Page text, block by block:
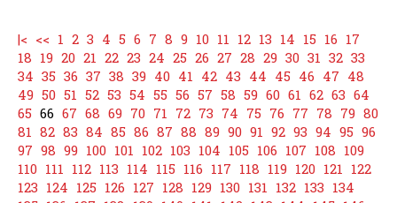
|< << 1 2 3 4 5 6 7 8 9 10 11 12 13 14 15 16 17
18 19 20 21 22 23 24 25 26 27 28 29 30 31 32 33
34 35 36 37 38 39 40 41 42 43 44 45 46 47 48
49 50 51 52 53 54 55 56 57 58 59 60 61 62 63 64
65 66 67 68 69 70 71 72 73 74 75 76 77 78 79 80
81 82 83 84 85 86 87 88 89 90 91 92 93 94 95 96
97 98 99 100 101 102 103 104 105 106 107 108 109
110 111 112 113 114 115 116 117 118 119 120 121 122
123 124 125 126 127 128 129 130 131 132 133 134